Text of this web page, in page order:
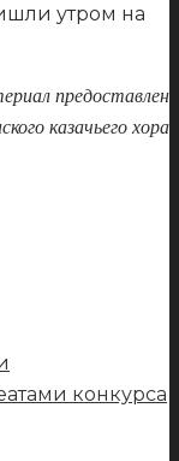
утром на
предоставлен
казачьего хора
конкурса